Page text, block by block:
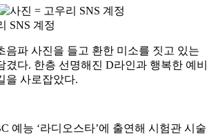
SNS 계정
음파 사진을 들고 환한 미소를 짓고 있는
겼다. 한층 선명해진 D라인과 행복한 예비
을 사로잡았다.
예능 ‘라디오스타’에 출연해 시험관 시술